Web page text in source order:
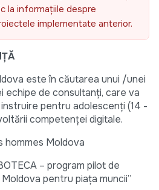
la informațiile despre
implementate anterior.
este în căutarea unui /unei
echipe de consultanți, care va
pentru adolescenți (14 -
competenței digitale.
hommes Moldova
– program pilot de
pentru piața muncii”